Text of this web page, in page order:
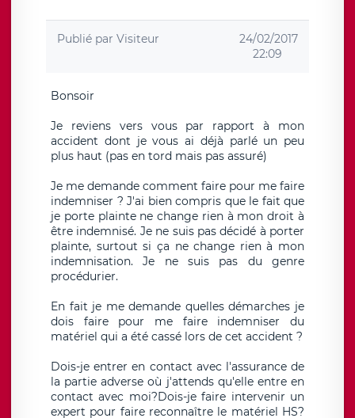
Publié par Visiteur
24/02/2017
22:09
Bonsoir
Je reviens vers vous par rapport à mon
accident dont je vous ai déjà parlé un peu
plus haut (pas en tord mais pas assuré)
Je me demande comment faire pour me faire
indemniser ? J'ai bien compris que le fait que
je porte plainte ne change rien à mon droit à
être indemnisé. Je ne suis pas décidé à porter
plainte, surtout si ça ne change rien à mon
indemnisation. Je ne suis pas du genre
procédurier.
En fait je me demande quelles démarches je
dois faire pour me faire indemniser du
matériel qui a été cassé lors de cet accident ?
Dois-je entrer en contact avec l'assurance de
la partie adverse où j'attends qu'elle entre en
contact avec moi?Dois-je faire intervenir un
expert pour faire reconnaître le matériel HS?